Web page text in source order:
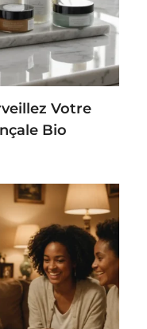
Votre
Bio